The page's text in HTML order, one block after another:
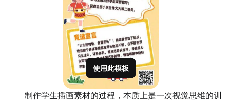
使用此模板
制作学生插画素材的过程，本质上是一次视觉思维的训